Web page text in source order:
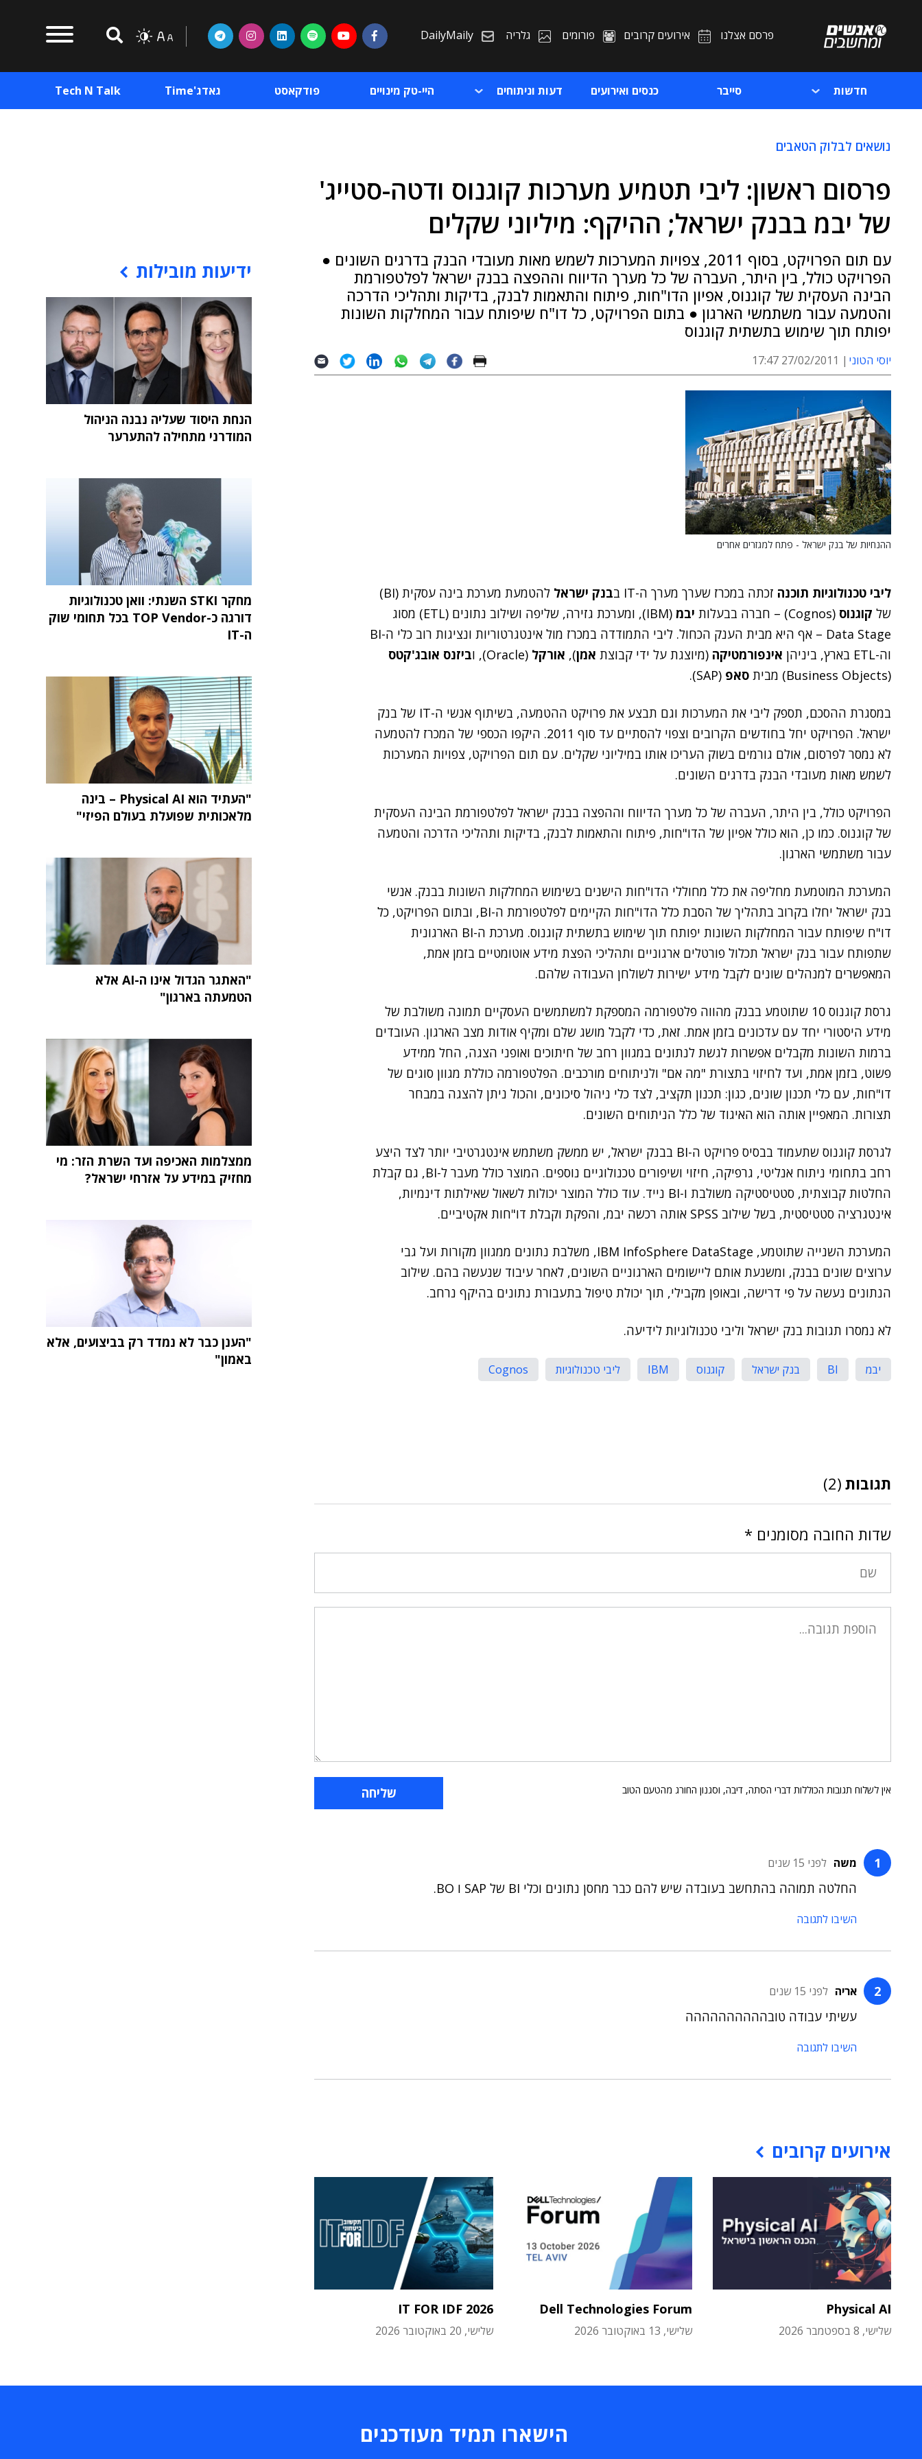
פרסם אצלנו אירועים קרובים פורומים גלריה DailyMaily
חדשות סייבר כנסים ואירועים דעות וניתוחים היי-טק מינויים פודקאסט גאדג'Time Tech N Talk
נושאים לבלוק הטאבים
פרסום ראשון: ליבי תטמיע מערכות קוגנוס ודטה-סטייג'
של יבמ בבנק ישראל; ההיקף: מיליוני שקלים
עם תום הפרויקט, בסוף 2011, צפויות המערכות לשמש מאות מעובדי הבנק בדרגים השונים ●
הפרויקט כולל, בין היתר, העברה של כל מערך הדיווח וההפצה בבנק ישראל לפלטפורמת
הבינה העסקית של קוגנוס, אפיון הדו"חות, פיתוח והתאמות לבנק, בדיקות ותהליכי הדרכה
והטמעה עבור משתמשי הארגון ● בתום הפרויקט, כל דו"ח שיפותח עבור המחלקות השונות
יפותח תוך שימוש בתשתית קוגנוס
יוסי הטוני 27/02/2011 17:47
ההנחיות של בנק ישראל - פתח למגזרים אחרים
ליבי טכנולוגיות תוכנה זכתה במכרז שערך מערך ה-IT ב בנק ישראל
להטמעת מערכת בינה עסקית (BI)
של קוגנוס (Cognos) – חברה בבעלות יבמ
(IBM), ומערכת גזירה, שליפה ושילוב נתונים (ETL) מסוג
Data Stage – אף היא מבית הענק הכחול. ליבי התמודדה במכרז מול אינטגרטוריות ונציגות רוב כלי ה-BI
וה-ETL בארץ, ביניהן
אינפורמטיקה (מיוצגת על ידי קבוצת אמן), אורקל (Oracle), ו
ביזנס אובג'קטס
(Business Objects) מבית
סאפ (SAP).
במסגרת ההסכם, תספק ליבי את המערכות וגם תבצע את פרויקט ההטמעה, בשיתוף אנשי ה-IT של בנק
ישראל. הפרויקט יחל בחודשים הקרובים וצפוי להסתיים עד סוף 2011. היקפו הכספי של המכרז להטמעה
לא נמסר לפרסום, אולם גורמים בשוק העריכו אותו במיליוני שקלים. עם תום הפרויקט, צפויות המערכות
לשמש מאות מעובדי הבנק בדרגים השונים.
הפרויקט כולל, בין היתר, העברה של כל מערך הדיווח וההפצה בבנק ישראל לפלטפורמת הבינה העסקית
של קוגנוס. כמו כן, הוא כולל אפיון של הדו"חות, פיתוח והתאמות לבנק, בדיקות ותהליכי הדרכה והטמעה
עבור משתמשי הארגון.
המערכת המוטמעת מחליפה את כלל מחוללי הדו"חות הישנים בשימוש המחלקות השונות בבנק. אנשי
בנק ישראל יחלו בקרוב בתהליך של הסבת כלל הדו"חות הקיימים לפלטפורמת ה-BI, ובתום הפרויקט, כל
דו"ח שיפותח עבור המחלקות השונות יפותח תוך שימוש בתשתית קוגנוס. מערכת ה-BI הארגונית
שתפותח עבור בנק ישראל תכלול פורטלים ארגוניים ותהליכי הפצת מידע אוטומטיים בזמן אמת,
המאפשרים למנהלים שונים לקבל מידע ישירות לשולחן העבודה שלהם.
גרסת קוגנוס 10 שתוטמע בבנק מהווה פלטפורמה המספקת למשתמשים העסקיים תמונה משולבת של
מידע היסטורי יחד עם עדכונים בזמן אמת. זאת, כדי לקבל מושג שלם ומקיף אודות מצב הארגון. העובדים
ברמות השונות מקבלים אפשרות לגשת לנתונים במגוון רחב של חיתוכים ואופני הצגה, החל ממידע
פשוט, בזמן אמת, ועד לחיזוי בתצורת "מה אם" ולניתוחים מורכבים. הפלטפורמה כוללת מגוון סוגים של
דו"חות, עם כלי תכנון שונים, כגון: תכנון תקציב, לצד כלי ניהול סיכונים, והכול ניתן להצגה במבחר
תצורות. המאפיין אותה הוא האיגוד של כלל הניתוחים השונים.
לגרסת קוגנוס שתעמוד בבסיס פרויקט ה-BI בבנק ישראל, יש ממשק משתמש אינטגרטיבי יותר לצד היצע
רחב בתחומי ניתוח אנליטי, גרפיקה, חיזוי ושיפורים טכנולוגיים נוספים. המוצר כולל מעבר ל-BI, גם קבלת
החלטות קבוצתית, סטטיסטיקה משולבת ו-BI נייד. עוד כולל המוצר יכולות לשאול שאילתות דינמיות,
אינטגרציה סטטיסטית, בשל שילוב SPSS אותה רכשה יבמ, והפקת וקבלת דו"חות אקטיביים.
המערכת השנייה שתוטמע, IBM InfoSphere DataStage, משלבת נתונים ממגוון מקורות ועל גבי
ערוצים שונים בבנק, ומשנעת אותם ליישומים הארגוניים השונים, לאחר עיבוד שנעשה בהם. שילוב
הנתונים נעשה על פי דרישה, ובאופן מקבילי, תוך יכולת טיפול בתעבורת נתונים בהיקף נרחב.
לא נמסרו תגובות בנק ישראל וליבי טכנולוגיות לידיעה.
יבמ BI בנק ישראל קוגנוס IBM ליבי טכנולוגיות Cognos
תגובות (2)
שדות החובה מסומנים *
אין לשלוח תגובות הכוללות דברי הסתה, דיבה, וסגנון החורג מהטעם הטוב
משה לפני 15 שנים
החלטה תמוהה בהתחשב בעובדה שיש להם כבר מחסן נתונים וכלי BI של SAP ו BO.
השיבו לתגובה
אריה לפני 15 שנים
עשיתי עבודה טובהההההההההה
השיבו לתגובה
אירועים קרובים
Physical AI
שלישי, 8 בספטמבר 2026
Dell Technologies Forum
שלישי, 13 באוקטובר 2026
IT FOR IDF 2026
שלישי, 20 באוקטובר 2026
ידיעות מובילות
הנחת היסוד שעליה נבנה הניהול
המודרני מתחילה להתערער
מחקר STKI השנתי: וואן טכנולוגיות
דורגה כ-TOP Vendor בכל תחומי שוק
ה-IT
"העתיד הוא Physical AI – בינה
מלאכותית שפועלת בעולם הפיזי"
"האתגר הגדול אינו ה-AI אלא
הטמעתה בארגון"
ממצלמות האכיפה ועד השרת הזר: מי
מחזיק במידע על אזרחי ישראל?
"הענן כבר לא נמדד רק בביצועים, אלא
באמון"
הישארו תמיד מעודכנים